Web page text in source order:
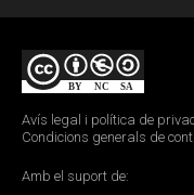
Avís legal i política de
Condicions generals de
Amb el suport de: